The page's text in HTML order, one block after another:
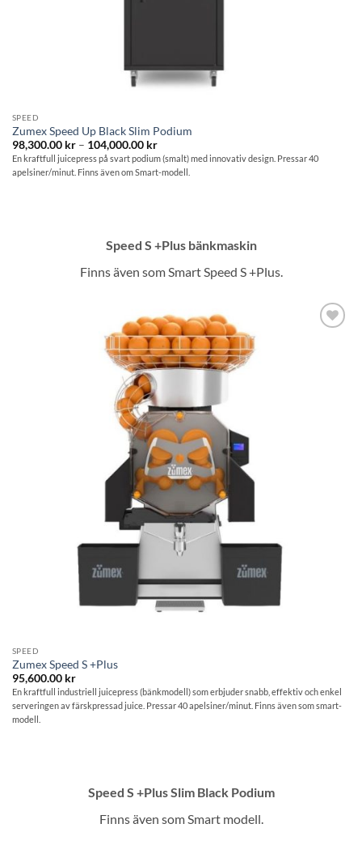
SPEED
Zumex Speed Up Black Slim Podium
98,300.00 kr – 104,000.00 krPrisintervall:
98,300.00 kr
till
104,000.00 kr
En kraftfull juicepress på svart podium (smalt) med innovativ design. Pressar 40
apelsiner/minut. Finns även om Smart-modell.
Speed S +Plus bänkmaskin
Finns även som Smart Speed S +Plus.
SPEED
Zumex Speed S +Plus
95,600.00 kr
En kraftfull industriell juicepress (bänkmodell) som erbjuder snabb, effektiv och enkel
serveringen av färskpressad juice. Pressar 40 apelsiner/minut. Finns även som smart-
modell.
Speed S +Plus Slim Black Podium
Finns även som Smart modell.